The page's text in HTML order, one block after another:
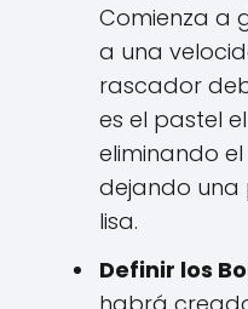
Comienza a
a una
rascador
es el pastel
eliminando
dejando
lisa.
Definir los